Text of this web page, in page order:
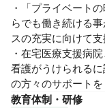
・「プライベート
らでも働き続ける
スの充実に向けて支
・在宅医療支援病
看護がうけられる
の方々のサポートを
教育体制・研修